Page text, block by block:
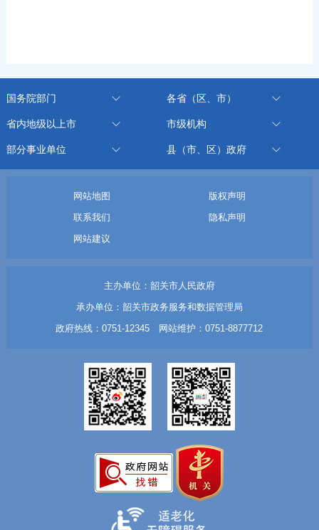
国务院部门 各省（区、市）
省内地级以上市 市级机构
部分事业单位 县（市、区）政府
网站地图
版权声明
联系我们
隐私声明
网站建议
主办单位：韶关市人民政府
承办单位：韶关市政务服务和数据管理局
政府热线：0751-12345 网站维护：0751-8877712